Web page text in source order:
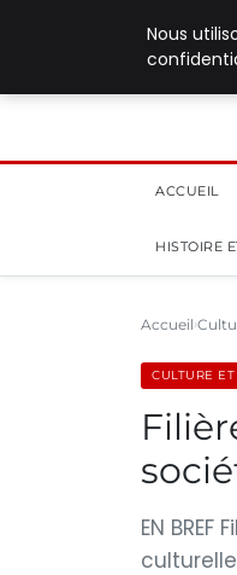
ACCUEIL
HISTOIRE
Accueil
CULTURE
EN
Nous